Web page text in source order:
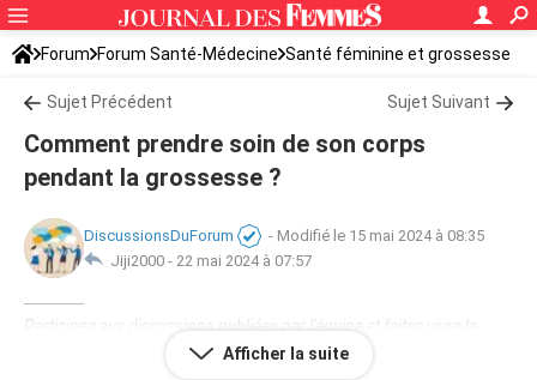
Forum Forum Santé-Médecine Santé féminine et grossesse
Sujet Précédent Sujet Suivant
Comment prendre soin de son corps
pendant la grossesse ?
DiscussionsDuForum - Modifié le 15 mai 2024 à 08:35
Jiji2000 - 22 mai 2024 à 07:57
Participez aux discussions publiées par l'équipe et faites vivre la
Afficher la suite